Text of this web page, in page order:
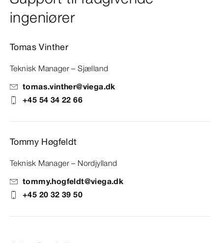
ingeniører
Tomas Vinther
Teknisk Manager – Sjælland
tomas.vinther@viega.dk
+45 54 34 22 66
Tommy Høgfeldt
Teknisk Manager – Nordjylland
tommy.hogfeldt@viega.dk
+45 20 32 39 50